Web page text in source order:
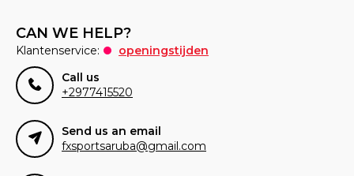
CAN WE HELP?
Klantenservice:
openingstijden
Call us
+2977415520
Send us an email
fxsportsaruba@gmail.com